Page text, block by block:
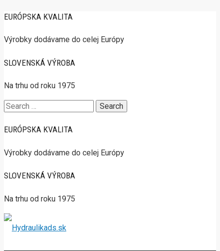
EURÓPSKA KVALITA
Výrobky dodávame do celej Európy
SLOVENSKÁ VÝROBA
Na trhu od roku 1975
Search
EURÓPSKA KVALITA
Výrobky dodávame do celej Európy
SLOVENSKÁ VÝROBA
Na trhu od roku 1975